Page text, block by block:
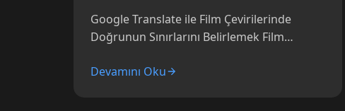
Google Translate ile Film Çevirilerinde
Doğrunun Sınırlarını Belirlemek Film
senin deneyimini doğrudan etkiler. Ancak,
Devamını Oku